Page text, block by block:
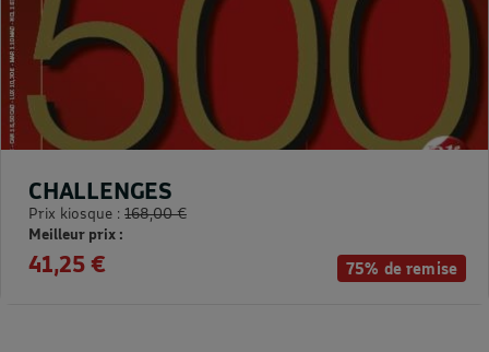
75% de remise
CHALLENGES
Prix kiosque : 168,00 €
Meilleur prix :
41,25 €